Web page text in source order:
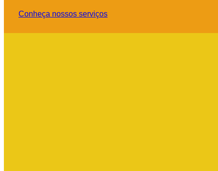
Conheça nossos serviços